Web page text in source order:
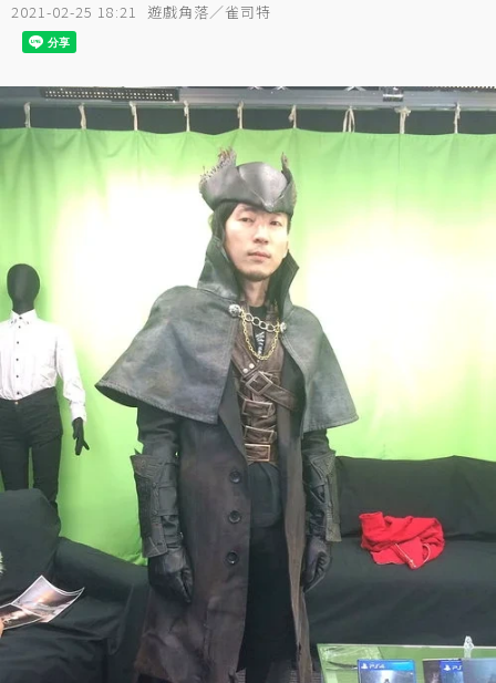
2021-02-25 18:21 遊戲角落／雀司特